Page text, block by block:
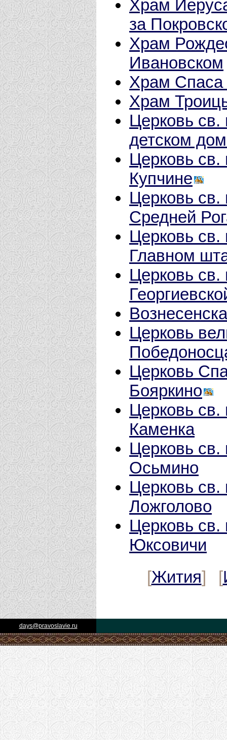
Храм
за
Храм
Ивановском
Храм Спаса
Храм
Церковь
детском
Церковь
Купчине
Церковь
Средней
Церковь
Главном
Церковь
Церковь
Церковь
Бояркино
Церковь св.
Каменка
Церковь св.
Осьмино
Церковь св.
Ложголово
Церковь св.
Юксовичи
[Жития] [
days@pravoslavie.ru